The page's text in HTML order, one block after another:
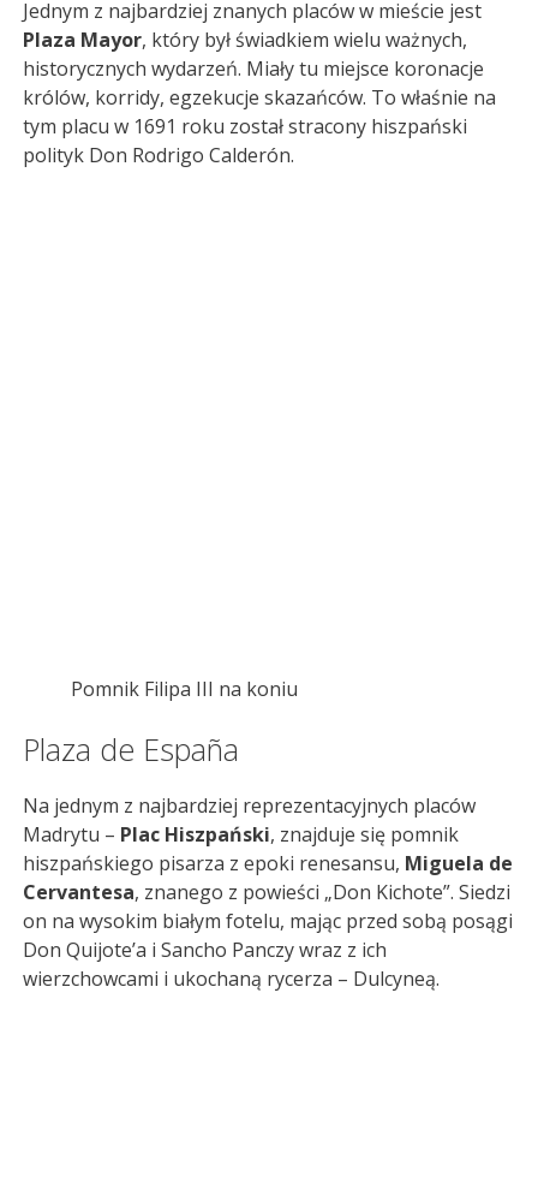
Jednym z najbardziej znanych placów w mieście jest
Plaza Mayor, który był świadkiem wielu ważnych,
historycznych wydarzeń. Miały tu miejsce koronacje
królów, korridy, egzekucje skazańców. To właśnie na
tym placu w 1691 roku został stracony hiszpański
polityk Don Rodrigo Calderón.
Pomnik Filipa III na koniu
Plaza de España
Na jednym z najbardziej reprezentacyjnych placów
Madrytu – Plac Hiszpański, znajduje się pomnik
hiszpańskiego pisarza z epoki renesansu, Miguela de
Cervantesa, znanego z powieści „Don Kichote”. Siedzi
on na wysokim białym fotelu, mając przed sobą posągi
Don Quijote’a i Sancho Panczy wraz z ich
wierzchowcami i ukochaną rycerza – Dulcyneą.